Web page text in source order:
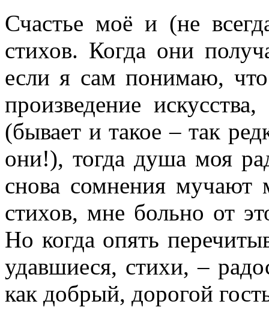
Счастье моё и (не
стихов. Когда они
если я сам понимаю,
произведение
(бывает и такое – так
они!), тогда душа моя
снова сомнения мучают
стихов, мне больно от
Но когда опять
удавшиеся, стихи, –
как добрый, дорогой